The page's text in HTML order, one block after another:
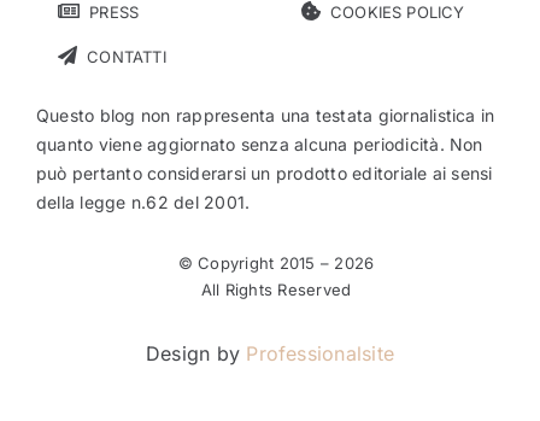
PRESS
CONTATTI
COOKIES POLICY
Questo blog non rappresenta una testata giornalistica in
quanto viene aggiornato senza alcuna periodicità. Non
può pertanto considerarsi un prodotto editoriale ai sensi
della legge n.62 del 2001.
© Copyright 2015 – 2026
All Rights Reserved
Design by Professionalsite